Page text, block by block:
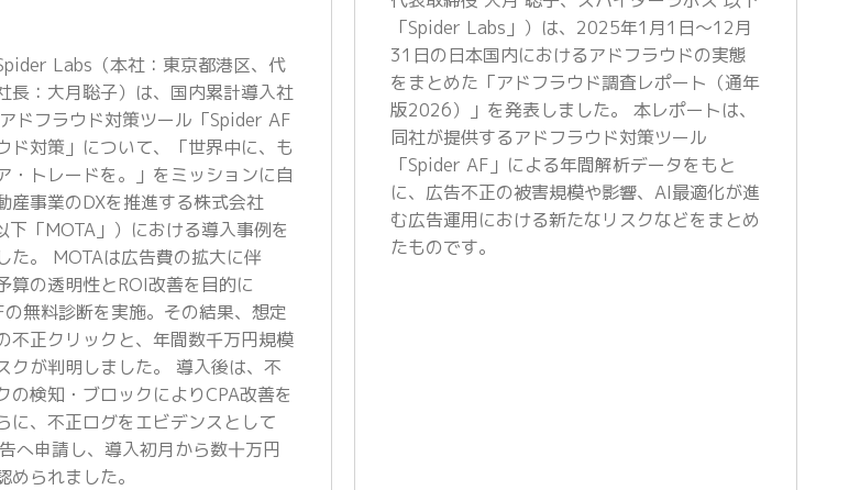
Labs（本社：東京都港区、代
長：大月聡子）は、国内累計導入社
ドフラウド対策ツール「Spider AF
ド対策」について、「世界中に、も
・トレードを。」をミッションに自
産事業のDXを推進する株式会社
下「MOTA」）における導入事例を
た。 MOTAは広告費の拡大に伴
算の透明性とROI改善を目的に
無料診断を実施。その結果、想定
不正クリックと、年間数千万円規模
クが判明しました。 導入後は、不
の検知・ブロックによりCPA改善を
に、不正ログをエビデンスとして
へ申請し、導入初月から数十万円
められました。
「Spider Labs」）は、2025年1月1日〜12月
31日の日本国内におけるアドフラウドの実態
をまとめた「アドフラウド調査レポート（通年
版2026）」を発表しました。 本レポートは、
同社が提供するアドフラウド対策ツール
「Spider AF」による年間解析データをもと
に、広告不正の被害規模や影響、AI最適化が進
む広告運用における新たなリスクなどをまとめ
たものです。